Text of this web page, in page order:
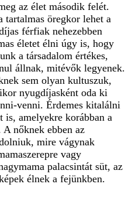
az élet második felét.
tartalmas öregkor lehet a
férfiak nehezebben
életet élni úgy is, hogy
a társadalom értékes,
állnak, mitévők legyenek.
sem olyan kultuszuk,
nyugdíjasként oda ki
venni. Érdemes kitalálni
is, amelyekre korábban a
nőknek ebben az
mire vágynak
vagy
palacsintát süt, az
élnek a fejünkben.